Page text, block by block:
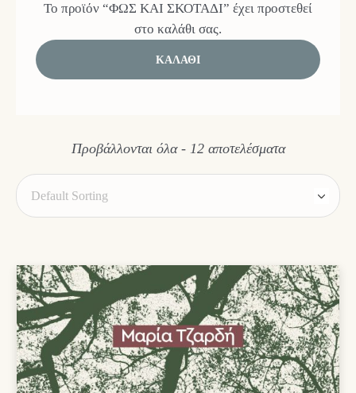
Το προϊόν “ΦΩΣ ΚΑΙ ΣΚΟΤΑΔΙ” έχει προστεθεί
στο καλάθι σας.
ΚΑΛΆΘΙ
Προβάλλονται όλα - 12 αποτελέσματα